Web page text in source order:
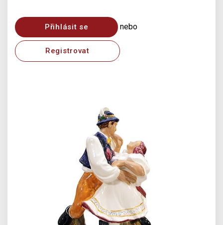
Přihlásit se nebo
Registrovat